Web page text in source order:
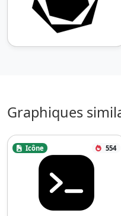
Graphiques
Icône 554